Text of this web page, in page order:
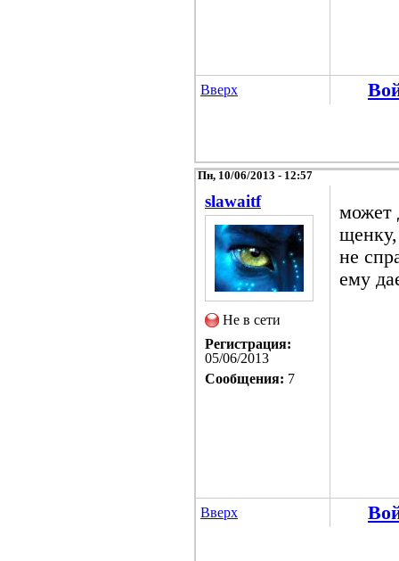
Вверх
Пн, 10/06/2013 - 12:57
slawaitf
Не в сети
Регистрация:
05/06/2013
Сообщения: 7
может
не
ему
Вверх